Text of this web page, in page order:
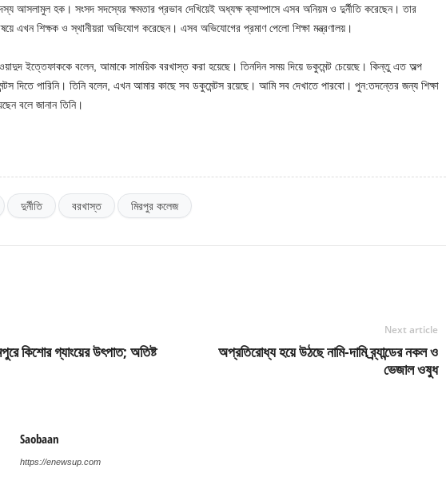
আসলামুল হক। সংসদ সদস্যের ক্ষমতার প্রভাব দেখিয়েই অধ্যক্ষ ক্যাম্পাসে এসব অনিয়ম ও দুর্নীতি করেছেন। তার
এখন শিক্ষক ও স্থানীয়রা অভিযোগ করেছেন। এসব অভিযোগের প্রমাণ পেলো শিক্ষা মন্ত্রণালয়।
ইত্তেফাককে বলেন, আমাকে সাময়িক বরখাস্ত করা হয়েছে। তিনদিন সময় দিয়ে ডকুমেন্ট চেয়েছে। কিন্তু এত অল্প
দিতে পারিনি। তিনি বলেন, এখন আমার কাছে সব ডকুমেন্টস রয়েছে। আমি সব দেখাতে পারবো। পুন:তদন্তের জন্য শিক্ষা
বলে জানান তিনি।
দুর্নীতি বরখাস্ত মিরপুর কলেজ
কিশোর গ্যাংয়ের উৎপাত; অতিষ্ট
Next article
অপ্রতিরোধ্য হয়ে উঠছে নামি-দামি ব্র্যান্ডের নকল ও
ভেজাল ওষুধ
Saobaan
https://enewsup.com